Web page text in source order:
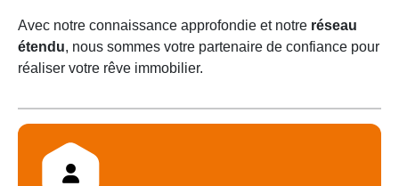
Avec notre connaissance approfondie et notre réseau
étendu, nous sommes votre partenaire de confiance pour
réaliser votre rêve immobilier.